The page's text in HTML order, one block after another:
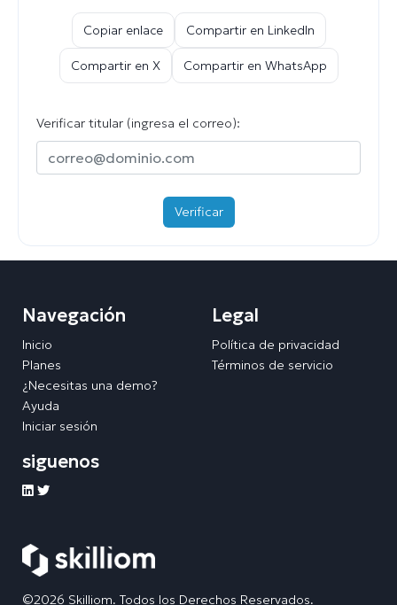
Copiar enlace Compartir en LinkedIn
Compartir en X Compartir en WhatsApp
Verificar titular (ingresa el correo):
Verificar
©2026 Skilliom. Todos los Derechos Reservados.
Navegación
Inicio
Planes
¿Necesitas una demo?
Ayuda
Iniciar sesión
Legal
Política de privacidad
Términos de servicio
siguenos